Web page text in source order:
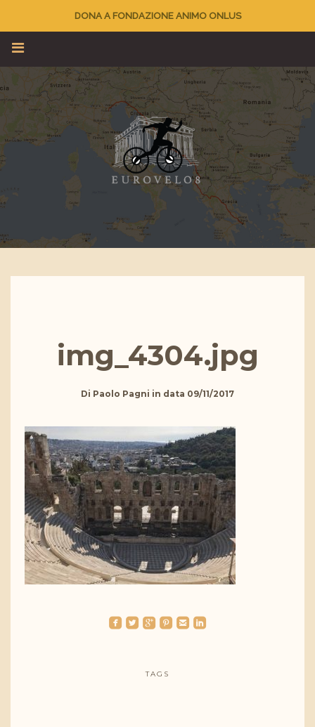
DONA A FONDAZIONE ANIMO ONLUS
img_4304.jpg
Di Paolo Pagni in data 09/11/2017
roundedfacebook roundedtwitterbird roundedgoogleplus roundedpinterest roundedemail roundedlinkedin
TAGS